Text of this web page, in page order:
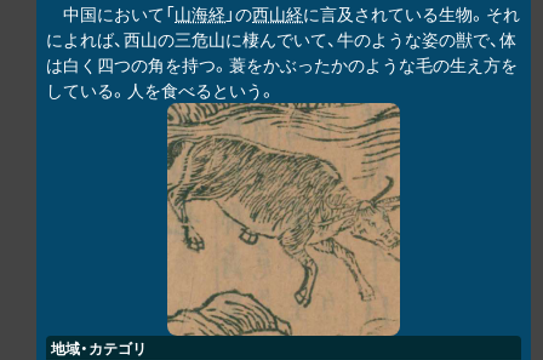
中国において「山海経 」の西山経に言及されている生物。それ
によれば、西山の三危山に棲んでいて、牛のような姿の獣で、体
は白く四つの角を持つ。蓑をかぶったかのような毛の生え方を
している。人を食べるという。
地域・カテゴリ